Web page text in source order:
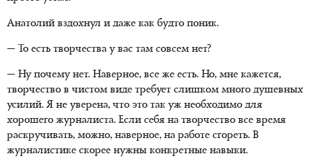
Анатолий вздохнул и даже как будто поник.
— То есть творчества у вас там совсем нет?
— Ну почему нет. Наверное, все же есть. Но, мне кажется,
творчество в чистом виде требует слишком много душевных
усилий. Я не уверена, что это так уж необходимо для
хорошего журналиста. Если себя на творчество все время
раскручивать, можно, наверное, на работе сгореть. В
журналистике скорее нужны конкретные навыки.